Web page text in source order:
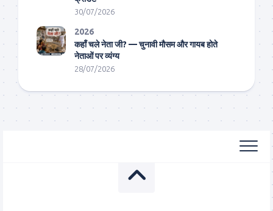
30/07/2026
2026
कहाँ चले नेता जी? — चुनावी मौसम और गायब होते
नेताओं पर व्यंग्य
28/07/2026